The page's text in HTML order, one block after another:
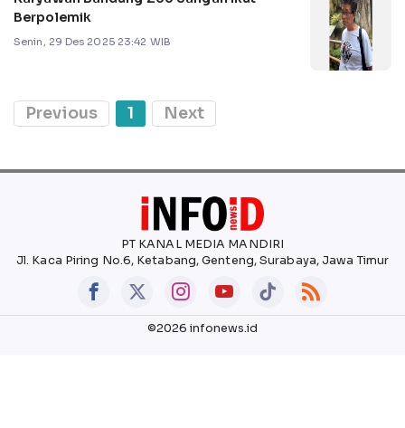
Berpolemik
Senin, 29 Des 2025 23:42 WIB
Previous 1 Next
PT KANAL MEDIA MANDIRI
Jl. Kaca Piring No.6, Ketabang, Genteng, Surabaya, Jawa Timur
©2026 infonews.id